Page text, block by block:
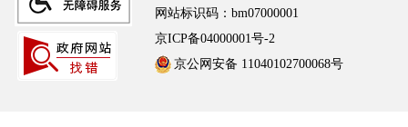
网站标识码：bm07000001
京ICP备04000001号-2
京公网安备 11040102700068号